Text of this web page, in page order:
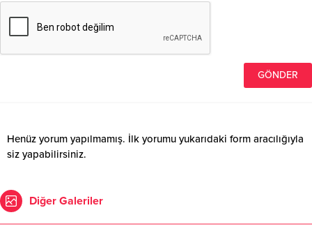
Henüz yorum yapılmamış. İlk yorumu yukarıdaki form aracılığıyla
siz yapabilirsiniz.
Diğer Galeriler